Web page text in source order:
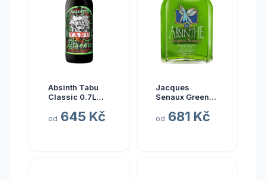
Absinth Tabu
Classic 0.7L
láhev)
od 645 Kč
Jacques
Senaux Green
od 681 Kč